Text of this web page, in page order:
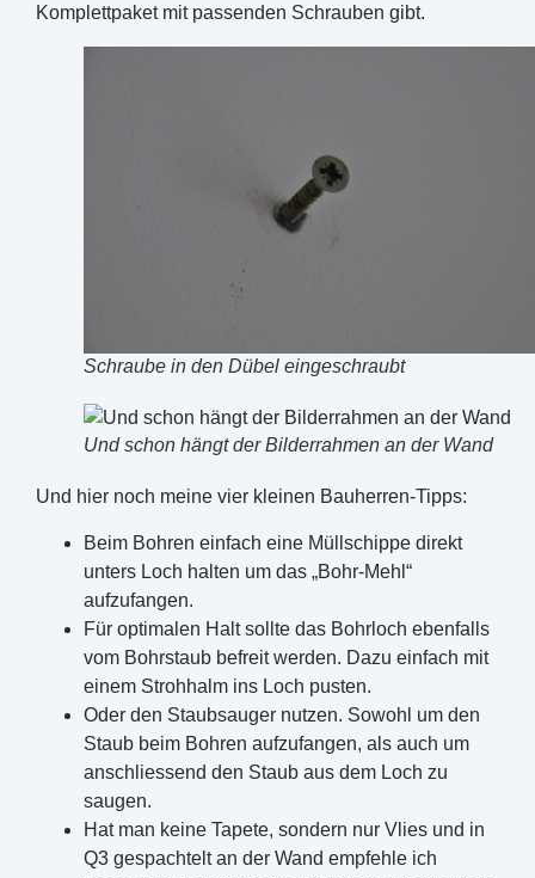
Komplettpaket mit passenden Schrauben gibt.
Schraube in den Dübel eingeschraubt
Und schon hängt der Bilderrahmen an der Wand
Und hier noch meine vier kleinen Bauherren-Tipps:
Beim Bohren einfach eine Müllschippe direkt
unters Loch halten um das „Bohr-Mehl“
aufzufangen.
Für optimalen Halt sollte das Bohrloch ebenfalls
vom Bohrstaub befreit werden. Dazu einfach mit
einem Strohhalm ins Loch pusten.
Oder den Staubsauger nutzen. Sowohl um den
Staub beim Bohren aufzufangen, als auch um
anschliessend den Staub aus dem Loch zu
saugen.
Hat man keine Tapete, sondern nur Vlies und in
Q3 gespachtelt an der Wand empfehle ich